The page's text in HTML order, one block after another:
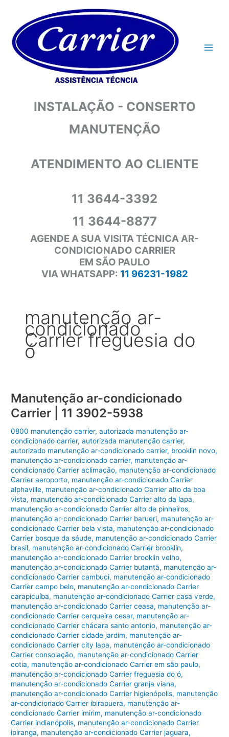
conteúdo
INSTALAÇÃO - CONSERTO
MANUTENÇÃO
ATENDIMENTO AO CLIENTE
11 3644-3392
11 3644-8877
AGENDE A SUA VISITA TÉCNICA AR-
CONDICIONADO CARRIER
EM SÃO PAULO
VIA WHATSAPP: 11 96231-1982
manutenção ar-
condicionado
Carrier freguesia do
ó
Manutenção ar-condicionado
Carrier | 11 3902-5938
0800 manutenção carrier,autorizada manutenção ar-
condicionado carrier,autorizada manutenção carrier,
autorizado manutenção ar-condicionado carrier, brooklin novo,
manutenção ar-condicionado carrier, manutenção ar-
condicionado Carrier aclimação, manutenção ar-condicionado
Carrier aeroporto, manutenção ar-condicionado Carrier
alphaville, manutenção ar-condicionado Carrier alto da boa
vista, manutenção ar-condicionado Carrier alto da lapa,
manutenção ar-condicionado Carrier alto de pinheiros,
manutenção ar-condicionado Carrier barueri, manutenção ar-
condicionado Carrier bela vista, manutenção ar-condicionado
Carrier bosque da sáude, manutenção ar-condicionado Carrier
brasil, manutenção ar-condicionado Carrier brooklin,
manutenção ar-condicionado Carrier brooklin velho,
manutenção ar-condicionado Carrier butantã, manutenção ar-
condicionado Carrier cambuci, manutenção ar-condicionado
Carrier campo belo, manutenção ar-condicionado Carrier
carapicuíba, manutenção ar-condicionado Carrier casa verde,
manutenção ar-condicionado Carrier ceasa, manutenção ar-
condicionado Carrier cerqueira cesar, manutenção ar-
condicionado Carrier chácara santo antonio, manutenção ar-
condicionado Carrier cidade jardim, manutenção ar-
condicionado Carrier city lapa, manutenção ar-condicionado
Carrier consolação, manutenção ar-condicionado Carrier
cotia, manutenção ar-condicionado Carrier em são paulo,
manutenção ar-condicionado Carrier freguesia do ó,
manutenção ar-condicionado Carrier granja viana,
manutenção ar-condicionado Carrier higienópolis, manutenção
ar-condicionado Carrier ibirapuera, manutenção ar-
condicionado Carrier imirim, manutenção ar-condicionado
Carrier indianópolis, manutenção ar-condicionado Carrier
ipiranga, manutenção ar-condicionado Carrier jaguara,